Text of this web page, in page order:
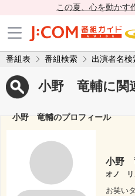
この夏、心を動かす
番組表 番組検索 出演者名検
小野 竜輔に関
小野 竜輔のプロフィール
小野
オノ リ
お笑い